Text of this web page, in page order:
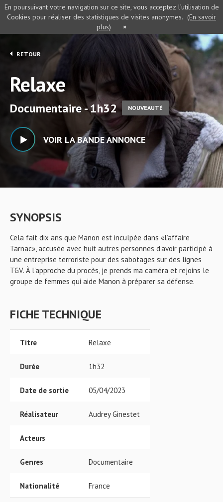
RETOUR
Relaxe
Documentaire - 1h32 NOUVEAUTÉ
VOIR LA BANDE ANNONCE
SYNOPSIS
Cela fait dix ans que Manon est inculpée dans «l’affaire
Tarnac», accusée avec huit autres personnes d’avoir participé à
une entreprise terroriste pour des sabotages sur des lignes
TGV. À l’approche du procès, je prends ma caméra et rejoins le
groupe de femmes qui aide Manon à préparer sa défense.
FICHE TECHNIQUE
Titre Relaxe
Durée 1h32
Date de sortie 05/04/2023
Réalisateur Audrey Ginestet
Acteurs
Genres Documentaire
Nationalité France
En poursuivant votre navigation sur ce site, vous acceptez l’utilisation de
Cookies pour réaliser des statistiques de visites anonymes. (En savoir
plus)
×